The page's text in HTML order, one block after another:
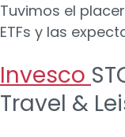
Tuvimos el
ETFs y las
Invesco
Travel &